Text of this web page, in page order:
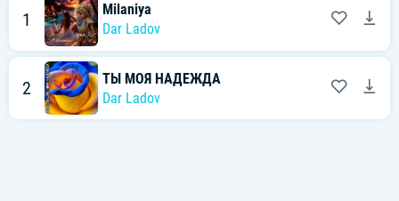
1
Milaniya
Dar Ladov
2
ТЫ МОЯ НАДЕЖДА
Dar Ladov